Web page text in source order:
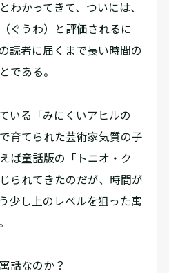
わかってきて、ついには、
ぐうわ）と評価されるに
読者に届くまで長い時間の
である。
いる「みにくいアヒルの
育てられた芸術家気質の子
ば童話版の「トニオ・ク
られてきたのだが、時間が
少し上のレベルを狙った寓
話なのか？